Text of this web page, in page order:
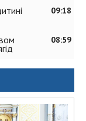
09:18
08:59